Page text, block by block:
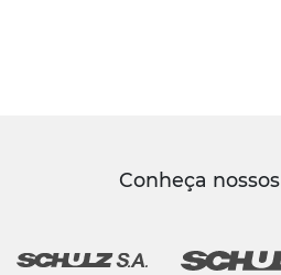
Conheça